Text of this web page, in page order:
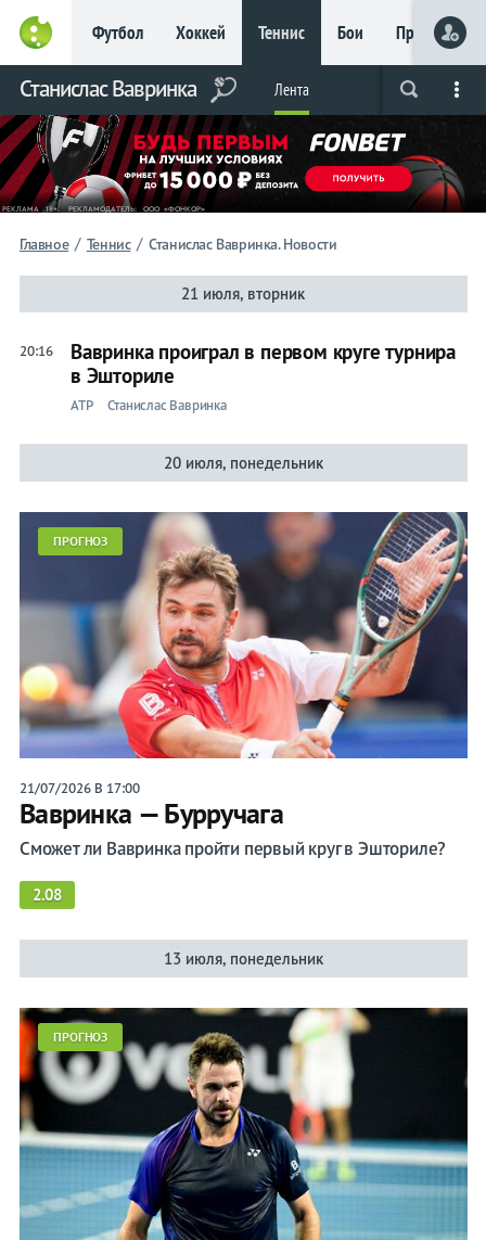
Футбол Хоккей Теннис Бои Прочие
Live Вся лента Прогнозы Букмекеры
Станислас Вавринка Лента
Главное / Теннис / Станислас Вавринка. Новости
21 июля, вторник
20:16
Вавринка проиграл в первом круге турнира
в Эшториле
ATP Станислас Вавринка
20 июля, понедельник
ПРОГНОЗ
21/07/2026 В 17:00
Вавринка — Бурручага
Сможет ли Вавринка пройти первый круг в Эшториле?
2.08
13 июля, понедельник
ПРОГНОЗ
Главное
Фрибет
до 15
000 ₽
Новым
игрокам, без
условий
Футбол
Хоккей
на спорт
Теннис
Станислас
Лента
Live
Прогнозы
Вся
лента
Ролан
Гаррос
ATP
Бокс
Прочие
Игры